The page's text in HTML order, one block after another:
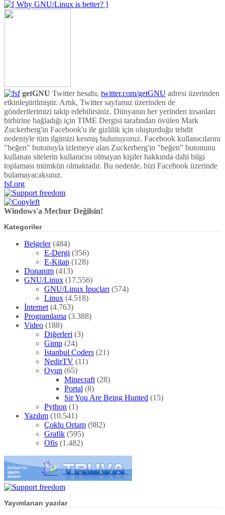
getGNU Twitter hesabı, twitter.com/getGNU adresi üzerinden
etkinleştirilmiştir. Artık, Twitter sayfamız üzerinden de
gönderilerimizi takip edebilirsiniz. Dünyanın her yerinden insanları
birbirine bağladığı için TIME Dergisi tarafından övülen Mark
Zuckerberg'in Facebook'u ile gizlilik için oluşturduğu tehdit
nedeniyle tüm ilgimizi kesmiş bulunuyoruz. Facebook kullanıcılarını
"beğen" butonuyla izlemeye alan Zuckerberg'in "beğen" butonunu
kullanan sitelerin kullanıcısı olmayan kişiler hakkında dahi bilgi
toplaması mümkün olmaktadır. Bu nedenle, bizi Facebook üzerinde
bulamayacaksınız.
fsf.org
Windows'a Mecbur Değilsin!
Kategoriler
Belgeler(484)
E-Dergi (356)
E-Kitap (128)
Donanım (413)
GNU/Linux (17.556)
GNU/Linux İpuçları (574)
Linux (4.518)
İnternet (4.763)
Programlama (3.388)
Video (188)
Diğerleri (3)
Gimp (24)
Istanbul Coders (21)
NedirTV (11)
Oyun (65)
Minecraft (28)
Portal (8)
Sir You Are Being Hunted (15)
Python (1)
Yazılım (10.541)
Çoklu Ortam (982)
Grafik (595)
Ofis (1.482)
Yayımlanan yazılar